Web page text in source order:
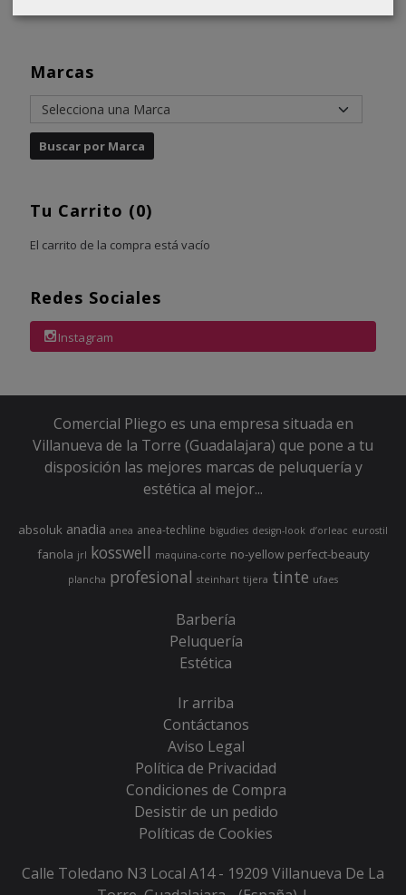
Marcas
Tu Carrito (0)
El carrito de la compra está vacío
Redes Sociales
Instagram
Comercial Pliego es una empresa situada en
Villanueva de la Torre (Guadalajara) que pone a tu
disposición las mejores marcas de peluquería y
estética al mejor...
absoluk anadia anea anea-techline bigudies design-look d’orleac eurostil
fanola jrl kosswell maquina-corte no-yellow perfect-beauty
plancha profesional steinhart tijera tinte ufaes
Barbería
Peluquería
Estética
Ir arriba
Contáctanos
Aviso Legal
Política de Privacidad
Condiciones de Compra
Desistir de un pedido
Políticas de Cookies
Calle Toledano N3 Local A14 - 19209 Villanueva De La